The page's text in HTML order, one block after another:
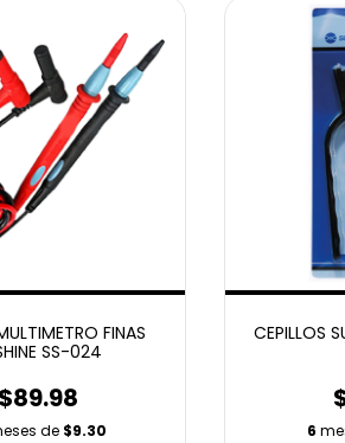
FINAS
SS-024
$89.98
de $9.30
CEPILLOS
6